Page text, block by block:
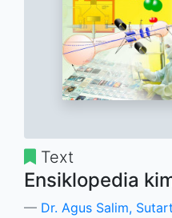
Text
Ensiklopedia
Dr. Agus Salim,